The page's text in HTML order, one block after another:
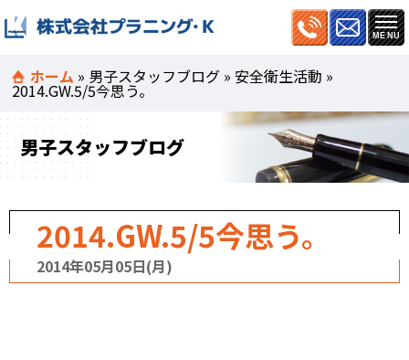
ホーム » 男子スタッフブログ »安全衛生活動 »
2014.GW.5/5今思う。
男子スタッフブログ
2014.GW.5/5今思う。
2014年05月05日(月)